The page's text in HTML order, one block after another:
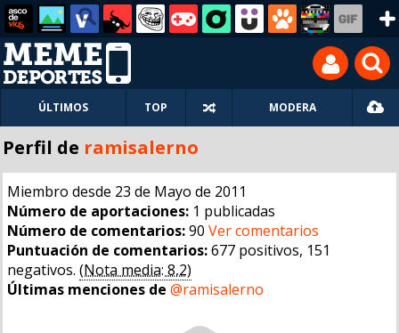
ÚLTIMOS TOP MODERA
Perfil de ramisalerno
Miembro desde 23 de Mayo de 2011
Número de aportaciones: 1 publicadas
Número de comentarios:90 Ver comentarios
Puntuación de comentarios:677 positivos, 151
negativos. (Nota media: 8,2)
Últimas menciones de @ramisalerno